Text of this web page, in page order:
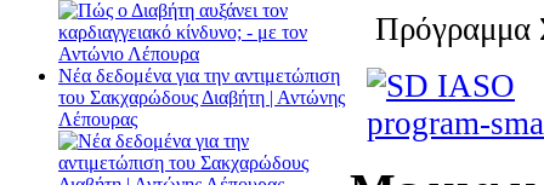
Πρόγραμμα
Νέα δεδομένα για την αντιμετώπιση
του Σακχαρώδους Διαβήτη | Αντώνης
Λέπουρας